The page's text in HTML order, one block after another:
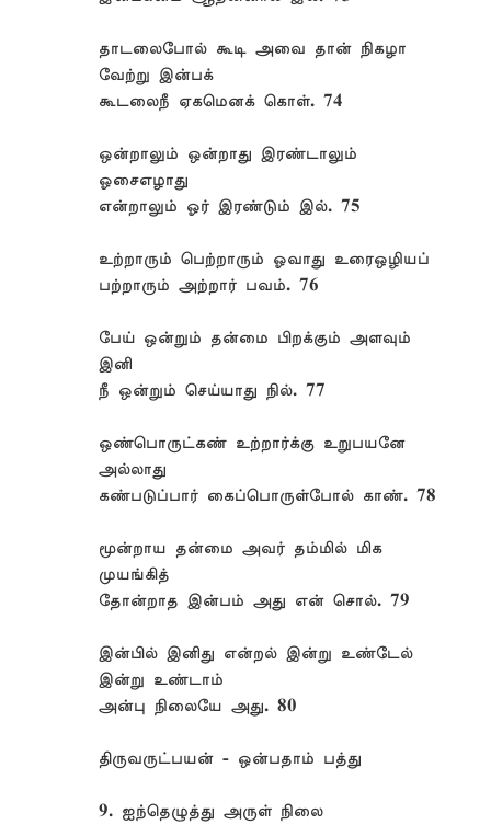
தாடலைபோல் கூடி அவை தான் நிகழா
வேற்று இன்பக்
கூடலைநீ ஏகமெனக் கொள். 74
ஒன்றாலும் ஒன்றாது இரண்டாலும்
ஓசைஎழாது
என்றாலும் ஓர் இரண்டும் இல். 75
உற்றாரும் பெற்றாரும் ஓவாது உரைஒழியப்
பற்றாரும் அற்றார் பவம். 76
பேய் ஒன்றும் தன்மை பிறக்கும் அளவும்
இனி
நீ ஒன்றும் செய்யாது நில். 77
ஒண்பொருட்கண் உற்றார்க்கு உறுபயனே
அல்லாது
கண்படுப்பார் கைப்பொருள்போல் காண். 78
மூன்றாய தன்மை அவர் தம்மில் மிக
முயங்கித்
தோன்றாத இன்பம் அது என் சொல். 79
இன்பில் இனிது என்றல் இன்று உண்டேல்
இன்று உண்டாம்
அன்பு நிலையே அது. 80
திருவருட்பயன் - ஒன்பதாம் பத்து
9. ஐந்தெழுத்து அருள் நிலை